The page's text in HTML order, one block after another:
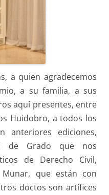
a quien agradecemos
a su familia, a sus
aquí presentes, entre
Huidobro, a todos los
anteriores ediciones,
de Grado que nos
de Derecho Civil,
que están con
doctos son artífices